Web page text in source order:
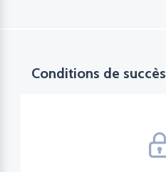
Conditions de succès